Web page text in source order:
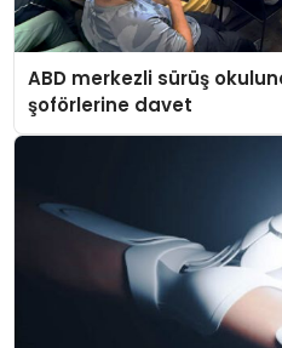
ABD merkezli sürüş
şoförlerine davet